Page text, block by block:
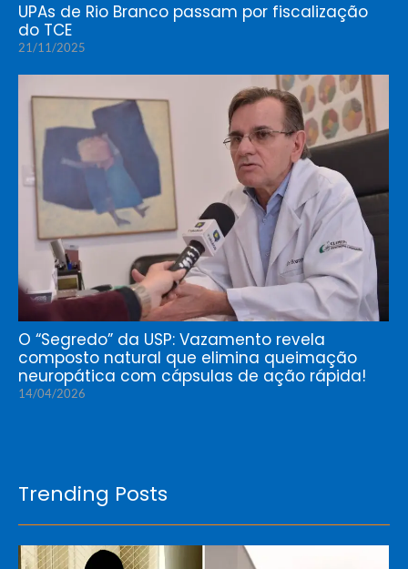
UPAs de Rio Branco passam por fiscalização
do TCE
21/11/2025
O “Segredo” da USP: Vazamento revela
composto natural que elimina queimação
neuropática com cápsulas de ação rápida!
14/04/2026
Trending Posts